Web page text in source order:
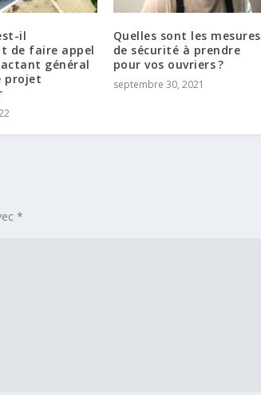
il
de faire appel
général
projet
Quelles sont les mesures
de sécurité à prendre
pour vos ouvriers ?
septembre 30, 2021
*